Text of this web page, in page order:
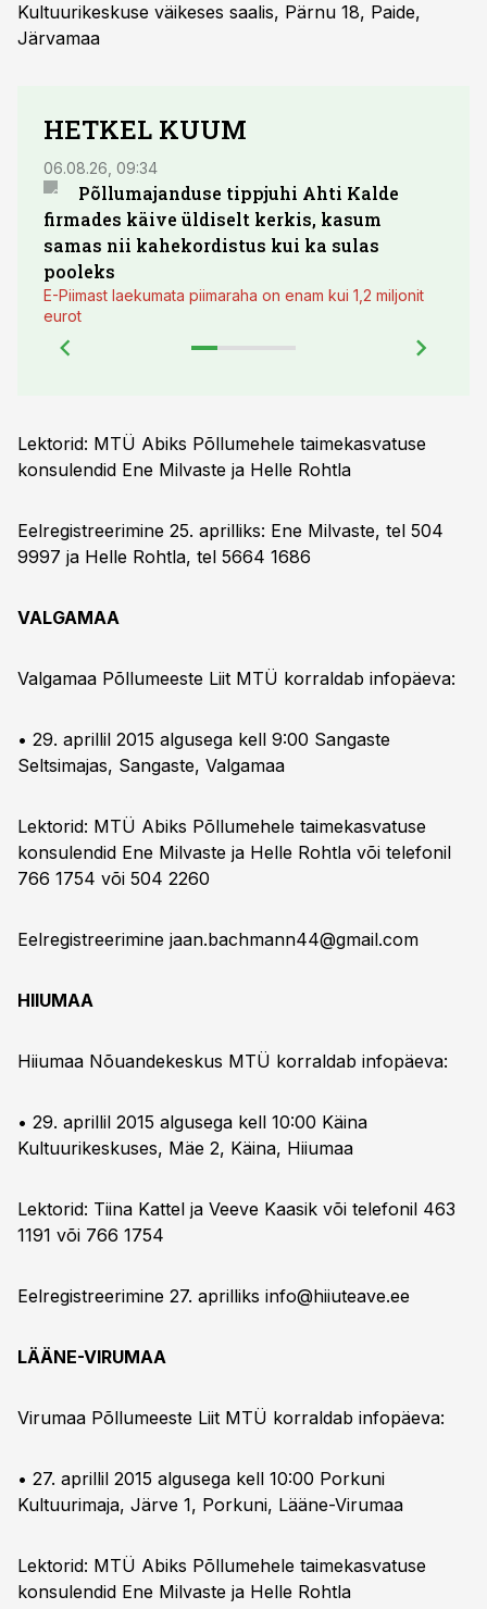
Kultuurikeskuse väikeses saalis, Pärnu 18, Paide,
Järvamaa
HETKEL KUUM
06.08.26, 09:34
Põllumajanduse tippjuhi Ahti Kalde
firmades käive üldiselt kerkis, kasum
samas nii kahekordistus kui ka sulas
pooleks
E-Piimast laekumata piimaraha on enam kui 1,2 miljonit
eurot
Lektorid: MTÜ Abiks Põllumehele taimekasvatuse
konsulendid Ene Milvaste ja Helle Rohtla
Eelregistreerimine 25. aprilliks: Ene Milvaste, tel 504
9997 ja Helle Rohtla, tel 5664 1686
VALGAMAA
Valgamaa Põllumeeste Liit MTÜ korraldab infopäeva:
• 29. aprillil 2015 algusega kell 9:00 Sangaste
Seltsimajas, Sangaste, Valgamaa
Lektorid: MTÜ Abiks Põllumehele taimekasvatuse
konsulendid Ene Milvaste ja Helle Rohtla või telefonil
766 1754 või 504 2260
Eelregistreerimine jaan.bachmann44@gmail.com
HIIUMAA
Hiiumaa Nõuandekeskus MTÜ korraldab infopäeva:
• 29. aprillil 2015 algusega kell 10:00 Käina
Kultuurikeskuses, Mäe 2, Käina, Hiiumaa
Lektorid: Tiina Kattel ja Veeve Kaasik või telefonil 463
1191 või 766 1754
Eelregistreerimine 27. aprilliks info@hiiuteave.ee
LÄÄNE-VIRUMAA
Virumaa Põllumeeste Liit MTÜ korraldab infopäeva:
• 27. aprillil 2015 algusega kell 10:00 Porkuni
Kultuurimaja, Järve 1, Porkuni, Lääne-Virumaa
Lektorid: MTÜ Abiks Põllumehele taimekasvatuse
konsulendid Ene Milvaste ja Helle Rohtla